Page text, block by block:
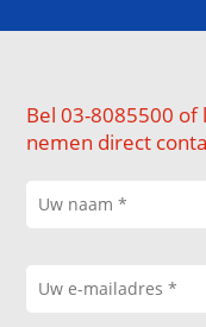
Bel 03-8085500 of
nemen direct